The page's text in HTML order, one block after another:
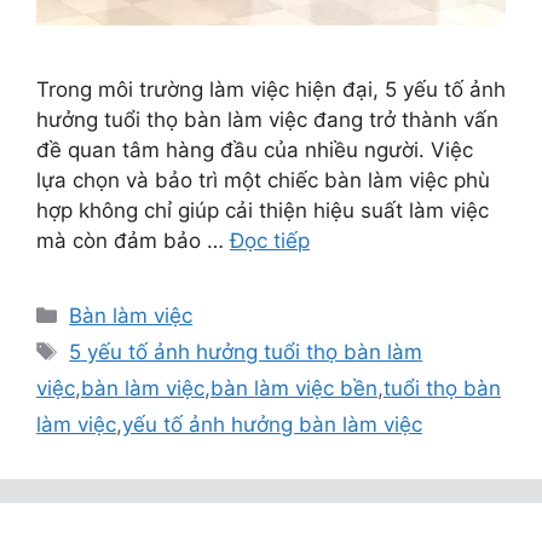
Trong môi trường làm việc hiện đại, 5 yếu tố ảnh
hưởng tuổi thọ bàn làm việc đang trở thành vấn
đề quan tâm hàng đầu của nhiều người. Việc
lựa chọn và bảo trì một chiếc bàn làm việc phù
hợp không chỉ giúp cải thiện hiệu suất làm việc
mà còn đảm bảo …Đọc tiếp
Danh
mục
Bàn làm việc
Thẻ
5 yếu tố ảnh hưởng tuổi thọ bàn làm
việc,bàn làm việc,bàn làm việc bền,tuổi thọ bàn
làm việc,yếu tố ảnh hưởng bàn làm việc